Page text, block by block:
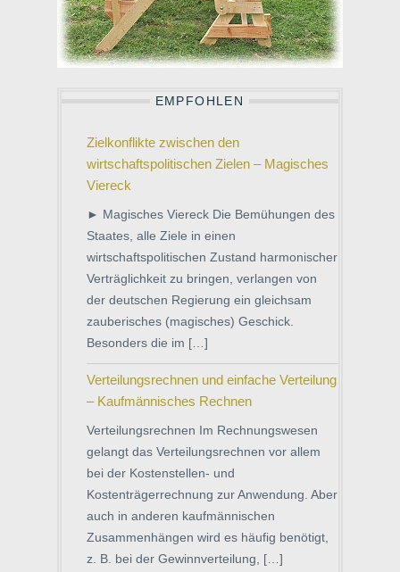
EMPFOHLEN
Zielkonflikte zwischen den
wirtschaftspolitischen Zielen – Magisches
Viereck
► Magisches Viereck Die Bemühungen des
Staates, alle Ziele in einen
wirtschaftspolitischen Zustand harmonischer
Verträglichkeit zu bringen, verlangen von
der deutschen Regierung ein gleichsam
zauberisches (magisches) Geschick.
Besonders die im […]
Verteilungsrechnen und einfache Verteilung
– Kaufmännisches Rechnen
Verteilungsrechnen Im Rechnungswesen
gelangt das Verteilungsrechnen vor allem
bei der Kostenstellen- und
Kostenträgerrechnung zur Anwendung. Aber
auch in anderen kaufmännischen
Zusammenhängen wird es häufig benötigt,
z. B. bei der Gewinnverteilung, […]